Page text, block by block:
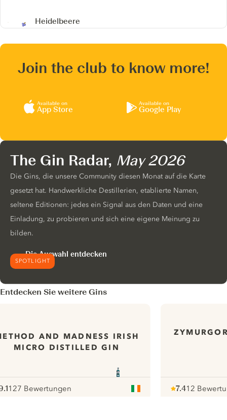
Heidelbeere
Join the club to know more!
Available on
App Store
Available on
Google Play
SPOTLIGHT
The Gin Radar, May 2026
Die Gins, die unsere Community diesen Monat auf die Karte
gesetzt hat. Handwerkliche Destillerien, etablierte Namen,
seltene Editionen: jedes ein Signal aus den Daten und eine
Einladung, zu probieren und sich eine eigene Meinung zu
bilden.
Die Auswahl entdecken
Entdecken Sie weitere Gins
AND MADNESS IRISH
MICRO DISTILLED GIN
127 Bewertungen
7.412